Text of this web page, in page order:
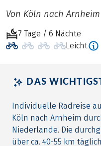
Von Köln nach Arnheim
7 Tage / 6 Nächte
Leicht
DAS
Individuelle Radreise
Köln nach Arnheim
Niederlande. Die
über ca. 40-55 km